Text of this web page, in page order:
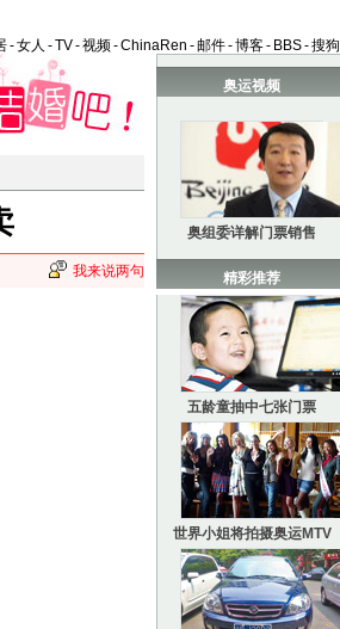
-女人 -TV-视频-ChinaRen -邮件-博客- BBS-搜狗
我来说两句
奥运视频
奥组委详解门票销售
精彩推荐
五龄童抽中七张门票
世界小姐将拍摄奥运MTV